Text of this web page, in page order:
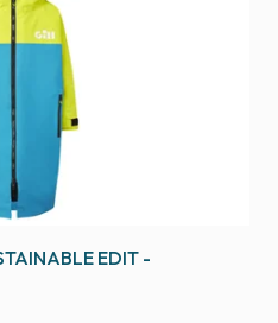
EDIT -